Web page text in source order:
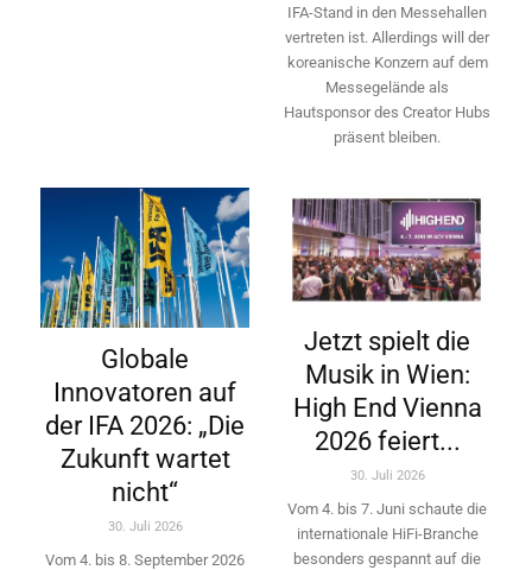
IFA-Stand in den Messehallen
vertreten ist. Allerdings will ­der
koreanische Konzern auf dem
Messegelände als
Hautsponsor des Creator Hubs
präsent bleiben.
Globale
Innovatoren auf
der IFA 2026: „Die
Zukunft wartet
nicht“
30. Juli 2026
Vom 4. bis 8. September 2026
Jetzt spielt die
Musik in Wien:
High End Vienna
2026 feiert...
30. Juli 2026
Vom 4. bis 7. Juni schaute die
internationale HiFi-Branche
besonders gespannt auf die